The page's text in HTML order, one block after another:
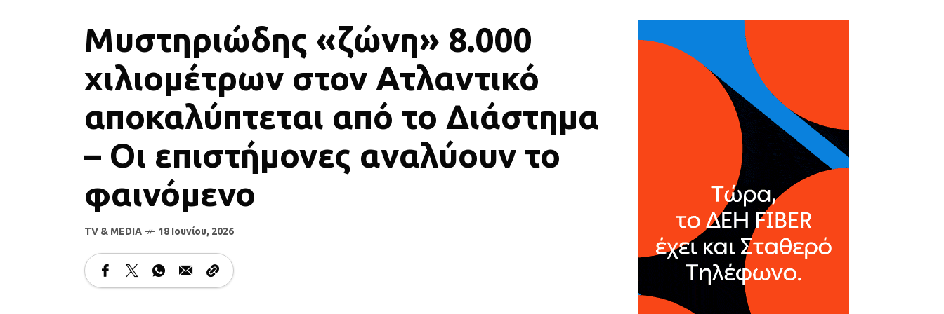
Μυστηριώδης «ζώνη» 8.000
χιλιομέτρων στον Ατλαντικό
αποκαλύπτεται από το Διάστημα
– Οι επιστήμονες αναλύουν το
φαινόμενο
TV & MEDIA 18 Ιουνίου, 2026